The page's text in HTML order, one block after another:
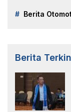
Berita
Berita